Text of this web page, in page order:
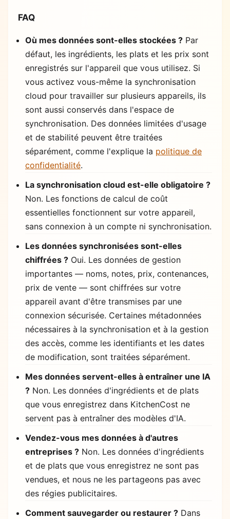
FAQ
Où mes données sont-elles stockées ? Par
défaut, les ingrédients, les plats et les prix sont
enregistrés sur l'appareil que vous utilisez. Si
vous activez vous-même la synchronisation
cloud pour travailler sur plusieurs appareils, ils
sont aussi conservés dans l'espace de
synchronisation. Des données limitées d'usage
et de stabilité peuvent être traitées
séparément, comme l'explique la politique de
confidentialité.
La synchronisation cloud est-elle obligatoire ?
Non. Les fonctions de calcul de coût
essentielles fonctionnent sur votre appareil,
sans connexion à un compte ni synchronisation.
Les données synchronisées sont-elles
chiffrées ? Oui. Les données de gestion
importantes — noms, notes, prix, contenances,
prix de vente — sont chiffrées sur votre
appareil avant d'être transmises par une
connexion sécurisée. Certaines métadonnées
nécessaires à la synchronisation et à la gestion
des accès, comme les identifiants et les dates
de modification, sont traitées séparément.
Mes données servent-elles à entraîner une IA
? Non. Les données d'ingrédients et de plats
que vous enregistrez dans KitchenCost ne
servent pas à entraîner des modèles d'IA.
Vendez-vous mes données à d'autres
entreprises ? Non. Les données d'ingrédients
et de plats que vous enregistrez ne sont pas
vendues, et nous ne les partageons pas avec
des régies publicitaires.
Comment sauvegarder ou restaurer ? Dans